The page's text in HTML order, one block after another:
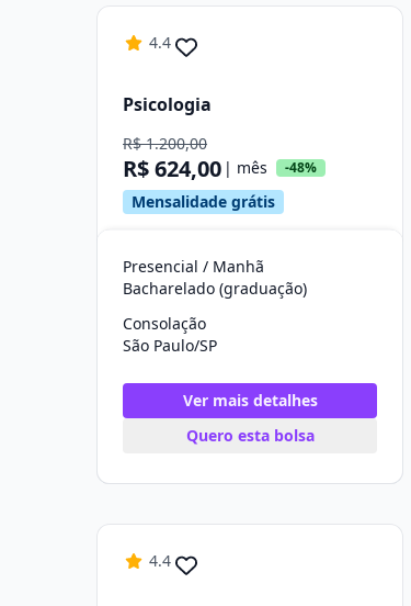
4.4
Psicologia
R$ 1.200,00
R$ 624,00 | mês -48%
Mensalidade grátis
Presencial / Manhã
Bacharelado (graduação)
Consolação
São Paulo/SP
Ver mais detalhes
Quero esta bolsa
4.4